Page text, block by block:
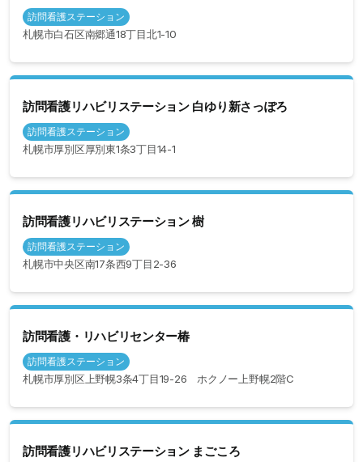
訪問看護ステーション
札幌市白石区南郷通18丁目北1-10
訪問看護リハビリステーション 白ゆり新さっぽろ
訪問看護ステーション
札幌市厚別区厚別東1条3丁目14-1
訪問看護リハビリステーション 樹
訪問看護ステーション
札幌市中央区南17条西9丁目2-36
訪問看護・リハビリセンター椿
訪問看護ステーション
札幌市厚別区上野幌3条4丁目19-26 ホクノー上野幌2階C
訪問看護リハビリステーション まごころ